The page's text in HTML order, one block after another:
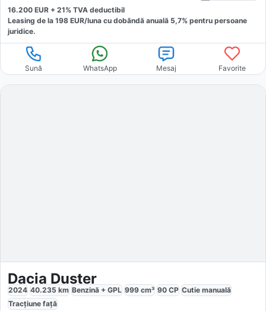
16.200 EUR + 21% TVA deductibil
Leasing de la 198 EUR/luna cu dobăndă anuală 5,7% pentru persoane
juridice.
Sună WhatsApp Mesaj Favorite
Dacia Duster
2024 40.235 km Benzină + GPL 999 cm³ 90 CP Cutie manuală
Tracțiune față